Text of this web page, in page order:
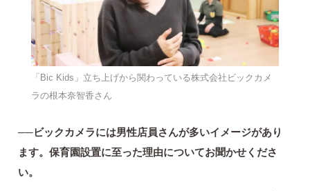
「Bic Kids」立ち上げから関わっている株式会社ビックカメ
ラの根本奈智香さん
──ビックカメラには男性店員さんが多いイメージがあり
ます。保育園設置に至った理由についてお聞かせくださ
い。